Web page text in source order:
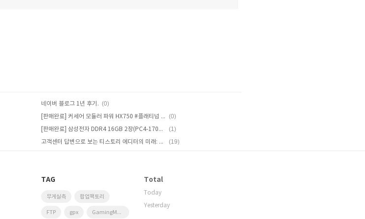
네이버 블로그 1년 후기. (0)
[판매완료] 커세어 모듈러 파워 HX750 #플래티넘 #750W (0)
[판매완료] 삼성전자 DDR4 16GB 2장(PC4-17000 B다이) #양면램 #시금치램 (1)
고객센터 답변으로 보는 티스토리 에디터의 미래: 사라진 가운데 정렬 단축키 (19)
TAG
무게실측 팝업팩토리
FTP gpx GamingMonitor
Total
Today
Yesterday